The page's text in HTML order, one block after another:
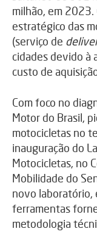
milhão, em 2023.
estratégico das
(serviço de
cidades devido à
custo de
Com foco no
Motor do Brasil,
motocicletas no
inauguração do
Motocicletas, no
Mobilidade do
novo laboratório,
ferramentas
metodologia